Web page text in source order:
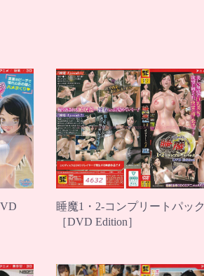
睡魔1・2-コンプリートパック
［DVD Edition］